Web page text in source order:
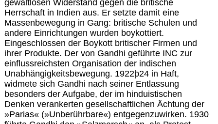
gewaltlosen Widerstand gegen die britische
Herrschaft in Indien aus. Er setzte damit eine
Massenbewegung in Gang: britische Schulen und
andere Einrichtungen wurden boykottiert.
Eingeschlossen der Boykott britischer Firmen und
ihrer Produkte. Der von Gandhi geführte INC zur
einflussreichsten Organisation der indischen
Unabhängigkeitsbewegung. 1922þ24 in Haft,
widmete sich Gandhi nach seiner Entlassung
besonders der Aufgabe, der im hinduistischen
Denken verankerten gesellschaftlichen Ächtung der
»Parias« (»Unberührbare«) entgegenzuwirken. 1930